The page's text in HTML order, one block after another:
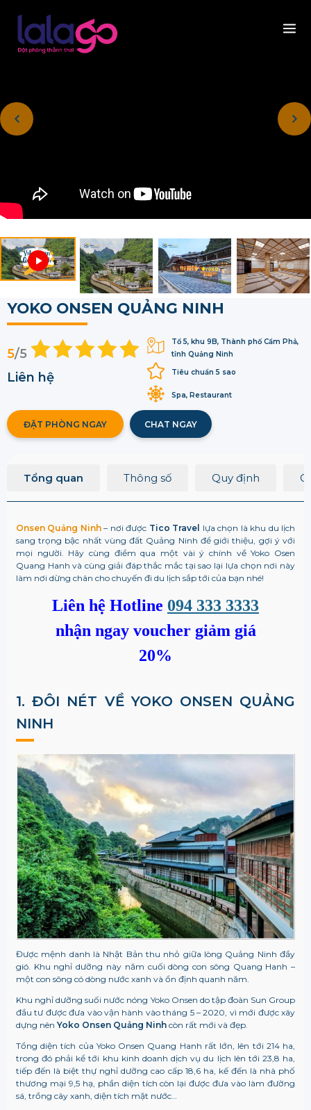
YOKO ONSEN QUẢNG NINH
Tổ 5, khu 9B, Thành phố Cẩm Phả,
tỉnh Quảng Ninh
Tiêu chuẩn 5 sao
Spa, Restaurant
5/5
Liên hệ
ĐẶT PHÒNG NGAY CHAT NGAY
Tổng quan Thông số Quy định
Onsen Quảng Ninh– nơi được Tico Travel lựa chọn là khu du lịch
sang trọng bậc nhất vùng đất Quảng Ninh để giới thiệu, gợi ý với
mọi người. Hãy cùng điểm qua một vài ý chính vềYoko Osen
Quang Hanhvà cùng giải đáp thắc mắc tại sao lại lựa chọn nơi này
làm nơi dừng chân cho chuyến đi du lịch sắp tới của bạn nhé!
Liên hệ Hotline 094 333 3333
nhận ngay voucher giảm giá
20%
1. ĐÔI NÉT VỀ YOKO ONSEN QUẢNG
NINH
Được mệnh danh là Nhật Bản thu nhỏ giữa lòng Quảng Ninh đầy
gió. Khu nghỉ dưỡng này năm cuối dòng con sông Quang Hanh –
một con sông có dòng nước xanh và ổn định quanh năm.
Khu nghỉ dưỡng suối nước nóng Yoko Onsen do tập đoàn Sun Group
đầu tư được đưa vào vận hành vào tháng 5 – 2020, vì mới được xây
dựng nên Yoko Onsen Quảng Ninh còn rất mới và đẹp.
Tổng diện tích của Yoko Onsen Quang Hanh rất lớn, lên tới 214 ha,
trong đó phải kể tới khu kinh doanh dịch vụ du lịch lên tới 23,8 ha,
tiếp đến là biệt thự nghỉ dưỡng cao cấp 18,6 ha, kế đến là nhà phố
thương mại 9,5 hạ, phần diện tích còn lại được đưa vào làm đường
sá, trồng cây xanh, diện tích mặt nước…